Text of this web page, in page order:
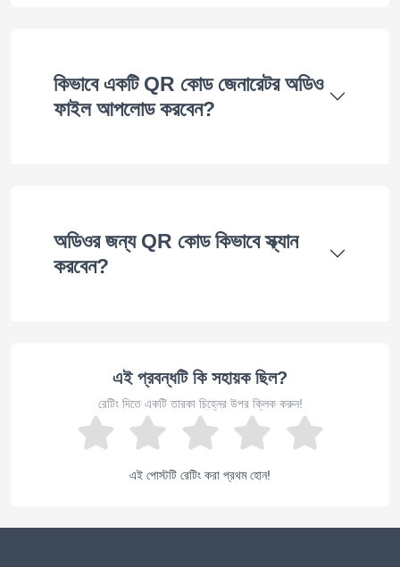
কিভাবে একটি QR কোড জেনারেটর অডিও
ফাইল আপলোড করবেন?
অডিওর জন্য QR কোড কিভাবে স্ক্যান
করবেন?
এই প্রবন্ধটি কি সহায়ক ছিল?
রেটিং দিতে একটি তারকা চিহ্নের উপর ক্লিক করুন!
এই পোস্টটি রেটিং করা প্রথম হোন!